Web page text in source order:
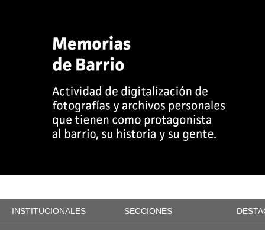
INSTITUCIONALES SECCIONES